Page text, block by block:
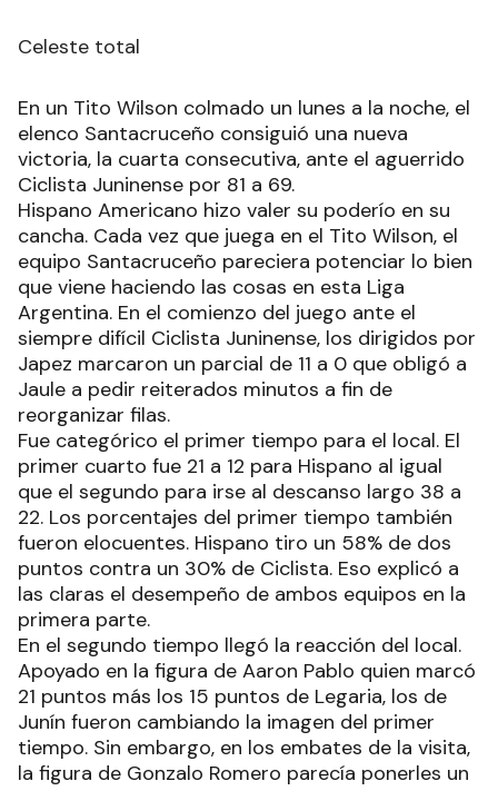
Celeste total
En un Tito Wilson colmado un lunes a la noche, el
elenco Santacruceño consiguió una nueva
victoria, la cuarta consecutiva, ante el aguerrido
Ciclista Juninense por 81 a 69.
Hispano Americano hizo valer su poderío en su
cancha. Cada vez que juega en el Tito Wilson, el
equipo Santacruceño pareciera potenciar lo bien
que viene haciendo las cosas en esta Liga
Argentina. En el comienzo del juego ante el
siempre difícil Ciclista Juninense, los dirigidos por
Japez marcaron un parcial de 11 a 0 que obligó a
Jaule a pedir reiterados minutos a fin de
reorganizar filas.
Fue categórico el primer tiempo para el local. El
primer cuarto fue 21 a 12 para Hispano al igual
que el segundo para irse al descanso largo 38 a
22. Los porcentajes del primer tiempo también
fueron elocuentes. Hispano tiro un 58% de dos
puntos contra un 30% de Ciclista. Eso explicó a
las claras el desempeño de ambos equipos en la
primera parte.
En el segundo tiempo llegó la reacción del local.
Apoyado en la figura de Aaron Pablo quien marcó
21 puntos más los 15 puntos de Legaria, los de
Junín fueron cambiando la imagen del primer
tiempo. Sin embargo, en los embates de la visita,
la figura de Gonzalo Romero parecía ponerles un